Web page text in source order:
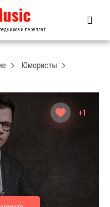
и переплат
+1
Юмористы